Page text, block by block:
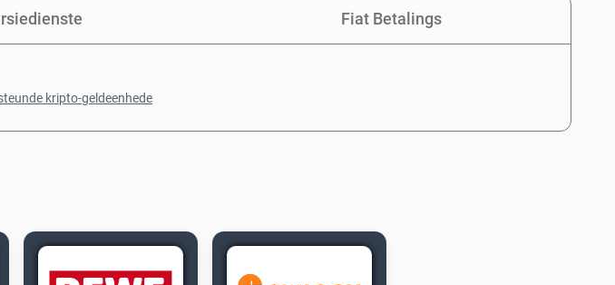
Fiat Betalings
kripto-geldeenhede